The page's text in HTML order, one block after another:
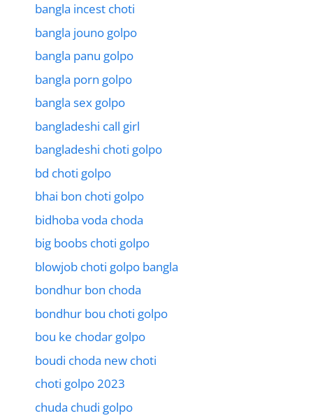
bangla incest choti
bangla jouno golpo
bangla panu golpo
bangla porn golpo
bangla sex golpo
bangladeshi call girl
bangladeshi choti golpo
bd choti golpo
bhai bon choti golpo
bidhoba voda choda
big boobs choti golpo
blowjob choti golpo bangla
bondhur bon choda
bondhur bou choti golpo
bou ke chodar golpo
boudi choda new choti
choti golpo 2023
chuda chudi golpo